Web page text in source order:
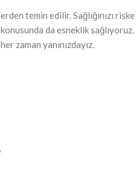
temin edilir. Sağlığınızı
da esneklik
zaman yanınızdayız.